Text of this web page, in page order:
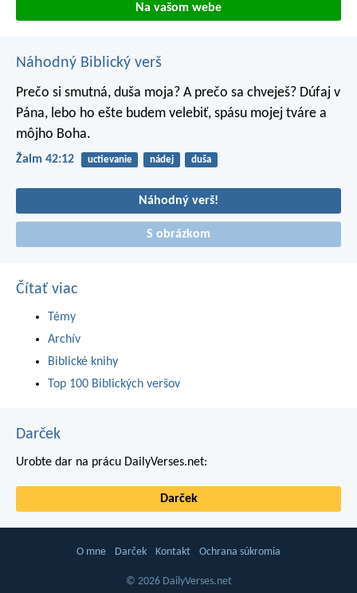
Na vašom webe
Náhodný Biblický verš
Prečo si smutná, duša moja? A prečo sa chveješ? Dúfaj v
Pána, lebo ho ešte budem velebiť, spásu mojej tváre a
môjho Boha.
Žalm 42:12 uctievanie nádej duša
Náhodný verš!
S obrázkom
Čítať viac
Témy
Archív
Biblické knihy
Top 100 Biblických veršov
Darček
Urobte dar na prácu DailyVerses.net:
Darček
O mne Darček Kontakt Ochrana súkromia
© 2026 DailyVerses.net